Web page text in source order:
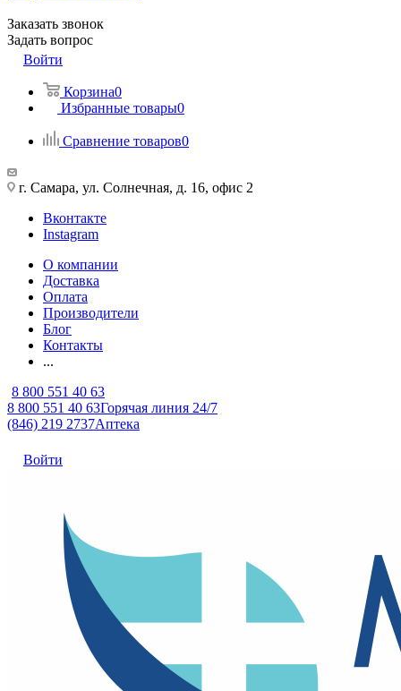
Заказать звонок
Задать вопрос
Войти
Корзина0
Избранные товары0
Сравнение товаров0
г. Самара, ул. Солнечная, д. 16, офис 2
Вконтакте
Instagram
О компании
Доставка
Оплата
Производители
Блог
Контакты
...
8 800 551 40 63
8 800 551 40 63Горячая линия 24/7
(846) 219 2737Аптека
Войти